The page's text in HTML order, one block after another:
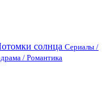
солнца Сериалы /
/ Романтика